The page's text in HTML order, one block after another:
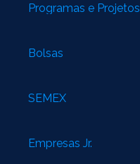
Programas e Projetos
Bolsas
SEMEX
Empresas Jr.